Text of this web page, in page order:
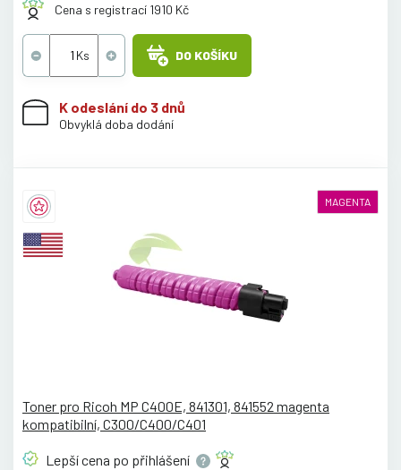
Cena s registrací 1910 Kč
DO KOŠÍKU
K odeslání do 3 dnů
Obvyklá doba dodání
MAGENTA
Toner pro Ricoh MP C400E, 841301, 841552 magenta
kompatibilní, C300/C400/C401
Lepší cena po přihlášení